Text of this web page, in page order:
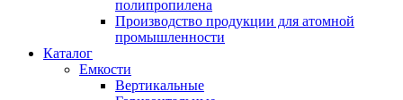
полипропилена
Производство продукции для атомной
промышленности
Каталог
Емкости
Вертикальные